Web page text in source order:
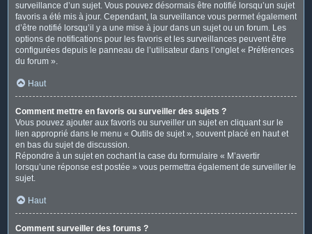
surveillance d’un sujet. Vous pouvez désormais être notifié lorsqu’un sujet
favoris a été mis à jour. Cependant, la surveillance vous permet également
d’être notifié lorsqu’il y a une mise à jour dans un sujet ou un forum. Les
options de notifications pour les favoris et les surveillances peuvent être
configurées depuis le panneau de l’utilisateur dans l’onglet « Préférences
du forum ».
Haut
Comment mettre en favoris ou surveiller des sujets ?
Vous pouvez ajouter aux favoris ou surveiller un sujet en cliquant sur le
lien approprié dans le menu « Outils de sujet », souvent placé en haut et
en bas du sujet de discussion.
Répondre à un sujet en cochant la case du formulaire « M’avertir
lorsqu’une réponse est postée » vous permettra également de surveiller le
sujet.
Haut
Comment surveiller des forums ?